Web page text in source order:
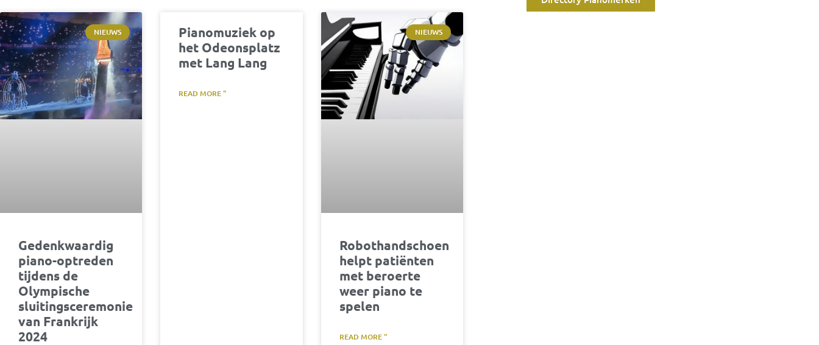
NIEUWS
Gedenkwaardig
piano-optreden
tijdens de
Olympische
sluitingsceremonie
van Frankrijk
2024
Pianomuziek op
het Odeonsplatz
met Lang Lang
READ MORE "
NIEUWS
Robothandschoen
helpt patiënten
met beroerte
weer piano te
spelen
READ MORE "